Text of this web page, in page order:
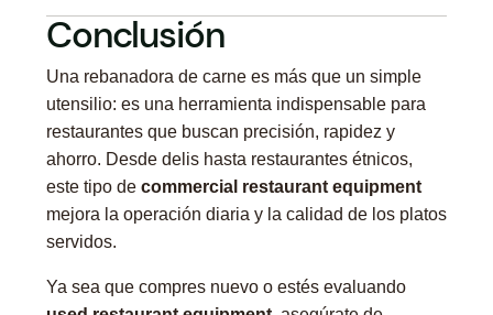
Conclusión
Una rebanadora de carne es más que un simple
utensilio: es una herramienta indispensable para
restaurantes que buscan precisión, rapidez y
ahorro. Desde delis hasta restaurantes étnicos,
este tipo de commercial restaurant equipment
mejora la operación diaria y la calidad de los platos
servidos.
Ya sea que compres nuevo o estés evaluando